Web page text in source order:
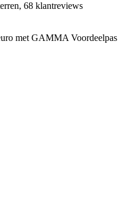
68 klantreviews
met GAMMA Voordeelpas